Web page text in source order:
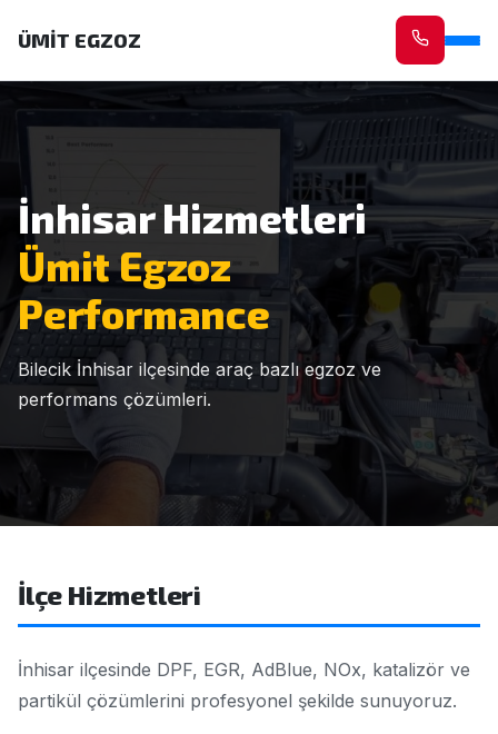
ÜMİT EGZOZ
İnhisar Hizmetleri
Ümit Egzoz
Performance
Bilecik İnhisar ilçesinde araç bazlı egzoz ve
performans çözümleri.
İlçe Hizmetleri
İnhisar ilçesinde DPF, EGR, AdBlue, NOx, katalizör ve
partikül çözümlerini profesyonel şekilde sunuyoruz.